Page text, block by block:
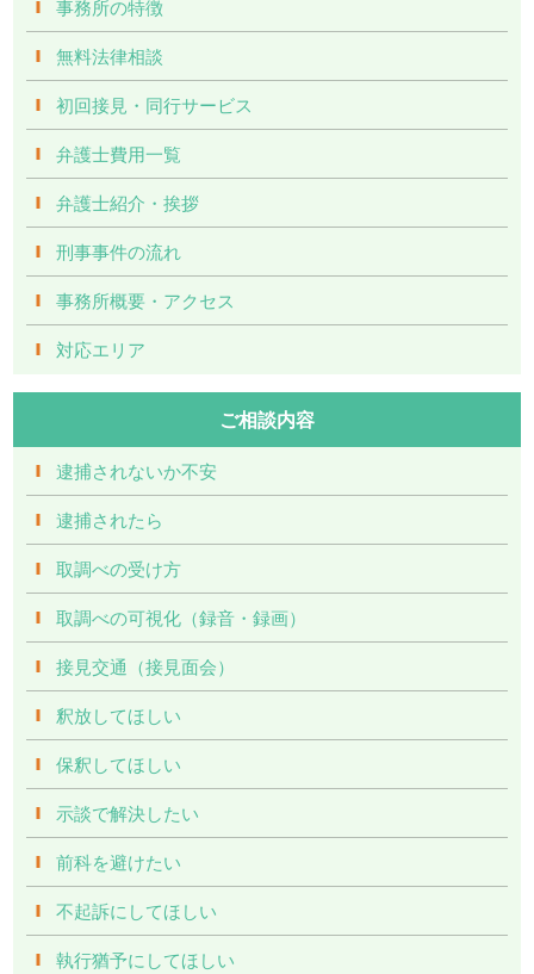
事務所の特徴
無料法律相談
初回接見・同行サービス
弁護士費用一覧
弁護士紹介・挨拶
刑事事件の流れ
事務所概要・アクセス
対応エリア
ご相談内容
逮捕されないか不安
逮捕されたら
取調べの受け方
取調べの可視化（録音・録画）
接見交通（接見面会）
釈放してほしい
保釈してほしい
示談で解決したい
前科を避けたい
不起訴にしてほしい
執行猶予にしてほしい